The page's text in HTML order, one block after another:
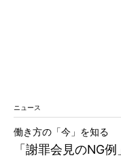
ニュース
「謝罪会見のNG
働き方の「今」を知る